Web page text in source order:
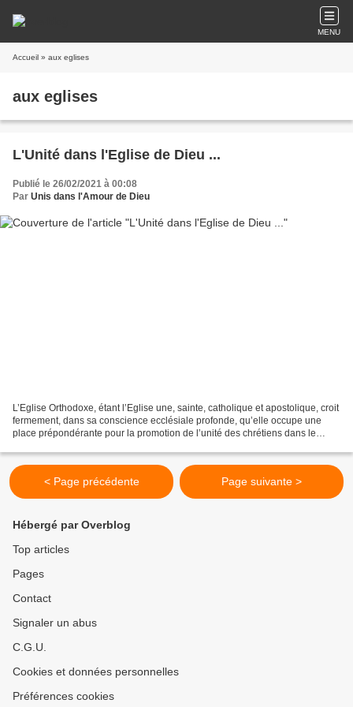
MENU
Accueil » aux eglises
aux eglises
L'Unité dans l'Eglise de Dieu ...
Publié le 26/02/2021 à 00:08
Par Unis dans l'Amour de Dieu
L’Eglise Orthodoxe, étant l’Eglise une, sainte, catholique et apostolique, croit
fermement, dans sa conscience ecclésiale profonde, qu’elle occupe une
place prépondérante pour la promotion de l’unité des chrétiens dans le
< Page précédente Page suivante >
Hébergé par Overblog
Top articles
Pages
Contact
Signaler un abus
C.G.U.
Cookies et données personnelles
Préférences cookies